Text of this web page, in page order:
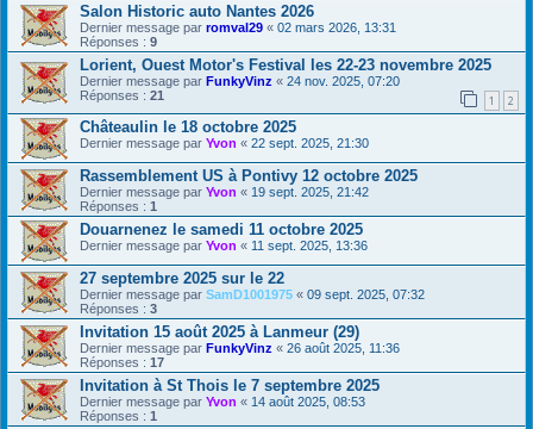
Salon Historic auto Nantes 2026
Dernier message par romval29 « 02 mars 2026, 13:31
Réponses : 9
Lorient, Ouest Motor's Festival les 22-23 novembre 2025
Dernier message par FunkyVinz « 24 nov. 2025, 07:20
Réponses : 21 1 2
Châteaulin le 18 octobre 2025
Dernier message par Yvon « 22 sept. 2025, 21:30
Rassemblement US à Pontivy 12 octobre 2025
Dernier message par Yvon « 19 sept. 2025, 21:42
Réponses : 1
Douarnenez le samedi 11 octobre 2025
Dernier message par Yvon « 11 sept. 2025, 13:36
27 septembre 2025 sur le 22
Dernier message par SamD1001975 « 09 sept. 2025, 07:32
Réponses : 3
Invitation 15 août 2025 à Lanmeur (29)
Dernier message par FunkyVinz « 26 août 2025, 11:36
Réponses : 17
Invitation à St Thois le 7 septembre 2025
Dernier message par Yvon « 14 août 2025, 08:53
Réponses : 1